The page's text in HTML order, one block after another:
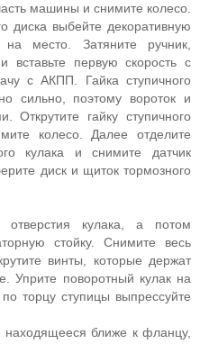
машины и снимите колесо.
диска выбейте декоративную
место. Затяните ручник,
вставьте первую скорость с
с АКПП. Гайка ступичного
сильно, поэтому вороток и
Открутите гайку ступичного
колесо. Далее отделите
кулака и снимите датчик
диск и щиток тормозного
кулака, а потом
стойку. Снимите весь
винты, которые держат
Уприте поворотный кулак на
торцу ступицы выпрессуйте
находящееся ближе к фланцу,